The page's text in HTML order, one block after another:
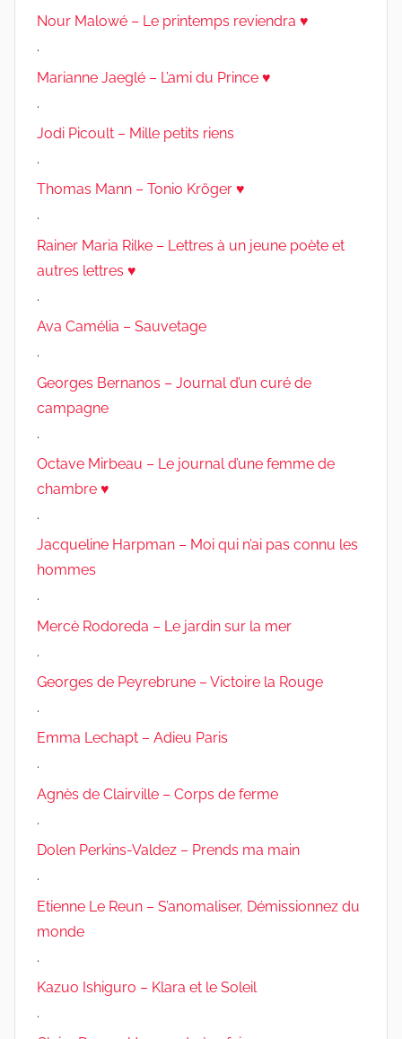
Nour Malowé – Le printemps reviendra ♥
.
Marianne Jaeglé – L’ami du Prince ♥
.
Jodi Picoult – Mille petits riens
.
Thomas Mann – Tonio Kröger ♥
.
Rainer Maria Rilke – Lettres à un jeune poète et
autres lettres ♥
.
Ava Camélia – Sauvetage
.
Georges Bernanos – Journal d’un curé de
campagne
.
Octave Mirbeau – Le journal d’une femme de
chambre ♥
.
Jacqueline Harpman – Moi qui n’ai pas connu les
hommes
.
Mercè Rodoreda – Le jardin sur la mer
.
Georges de Peyrebrune – Victoire la Rouge
.
Emma Lechapt – Adieu Paris
.
Agnès de Clairville – Corps de ferme
.
Dolen Perkins-Valdez – Prends ma main
.
Etienne Le Reun – S’anomaliser, Démissionnez du
monde
.
Kazuo Ishiguro – Klara et le Soleil
.